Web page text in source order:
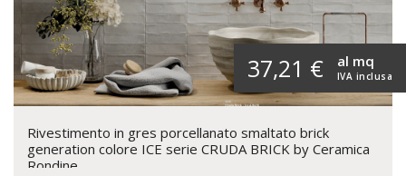
37,21 € IVA inclusa
al mq
Rivestimento in gres porcellanato smaltato brick
generation colore ICE serie CRUDA BRICK by Ceramica
Rondine